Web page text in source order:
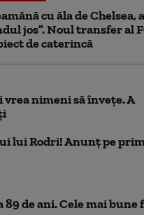
cu ăla de Chelsea,
jos”. Noul transfer al
de caterincă
nimeni să înveţe. A
lui Rodri! Anunț pe
de ani. Cele mai bune